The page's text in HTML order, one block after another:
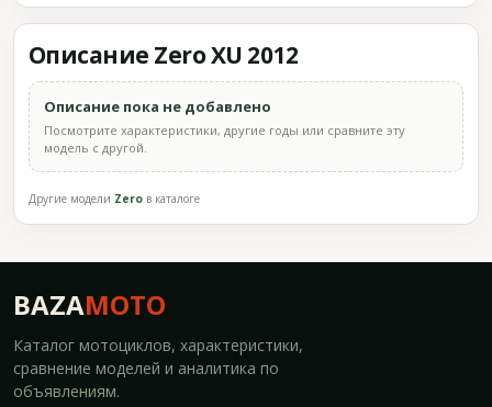
Описание Zero XU 2012
Описание пока не добавлено
Посмотрите характеристики, другие годы или сравните эту
модель с другой.
Другие модели Zero в каталоге
BAZAMOTO
Каталог мотоциклов, характеристики,
сравнение моделей и аналитика по
объявлениям.